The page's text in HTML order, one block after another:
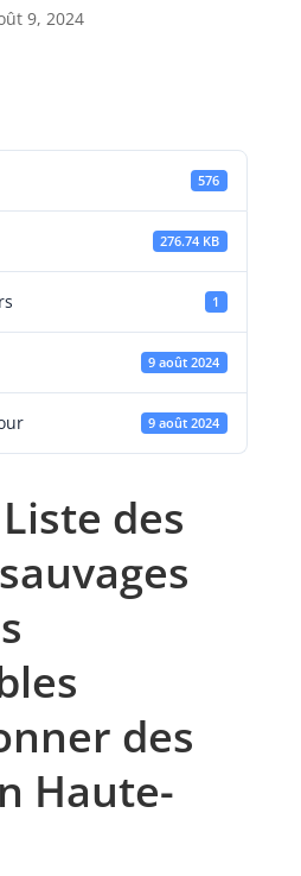
9, 2024
576
276.74 KB
1
9 août 2024
9 août 2024
des
des
Haute-